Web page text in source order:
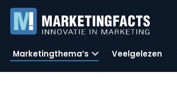
Marketingthema’s Veelgelezen